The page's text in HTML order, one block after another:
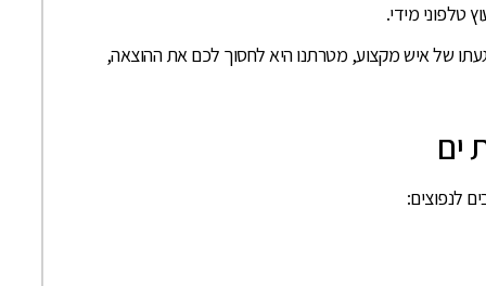
טלפוני מידי.
של איש מקצוע, מטרתנו היא לחסוך לכם את ההוצאה,
ים
לנפוצים: